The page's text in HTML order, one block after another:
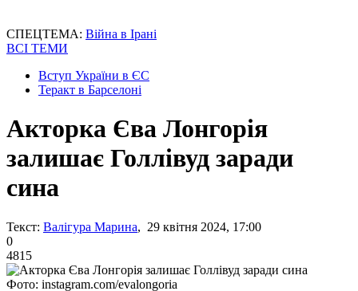
СПЕЦТЕМА: Війна в Ірані
ВСІ ТЕМИ
Вступ України в ЄС
Теракт в Барселоні
Акторка Єва Лонгорія
залишає Голлівуд заради
сина
Текст: Валігура Марина, 29 квітня 2024, 17:00
0
4815
Фото: instagram.com/evalongoria